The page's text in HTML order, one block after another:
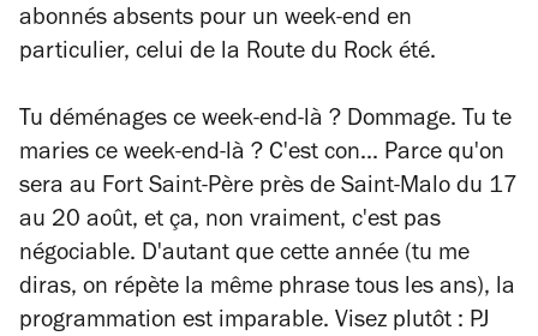
abonnés absents pour un week-end en
particulier, celui de la Route du Rock été.
Tu déménages ce week-end-là ? Dommage. Tu te
maries ce week-end-là ? C'est con... Parce qu'on
sera au Fort Saint-Père près de Saint-Malo du 17
au 20 août, et ça, non vraiment, c'est pas
négociable. D'autant que cette année (tu me
diras, on répète la même phrase tous les ans), la
programmation est imparable. Visez plutôt : PJ